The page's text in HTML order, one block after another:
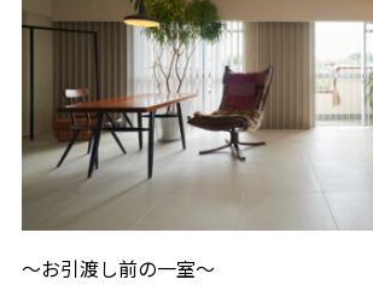
〜お引渡し前の一室〜